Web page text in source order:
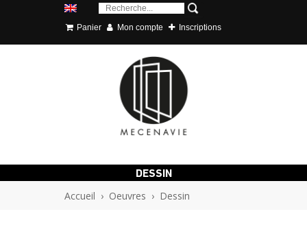
Panier Mon compte Inscriptions
DESSIN
Accueil › Oeuvres › Dessin